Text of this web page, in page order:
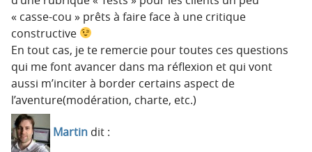
« casse-cou » prêts à faire face à une critique
constructive
En tout cas, je te remercie pour toutes ces questions
qui me font avancer dans ma réflexion et qui vont
aussi m’inciter à border certains aspect de
l’aventure(modération, charte, etc.)
Martin dit :